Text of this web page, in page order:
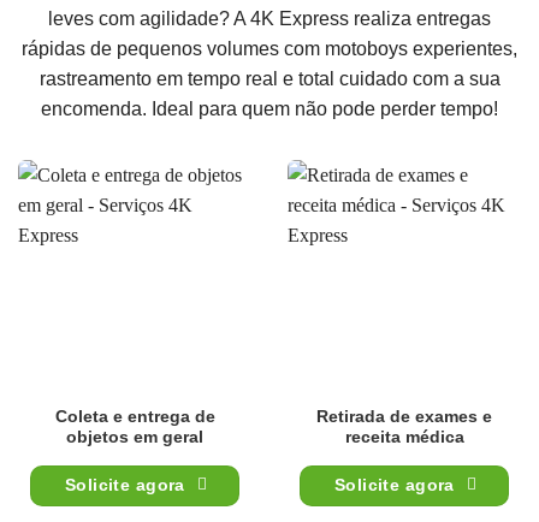
leves com agilidade? A 4K Express realiza entregas
rápidas de pequenos volumes com motoboys experientes,
rastreamento em tempo real e total cuidado com a sua
encomenda. Ideal para quem não pode perder tempo!
Coleta e entrega de
objetos em geral
Solicite agora
Retirada de exames e
receita médica
Solicite agora